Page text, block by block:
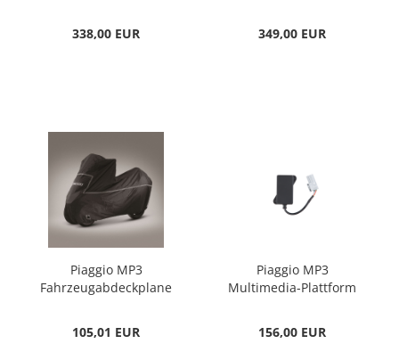
338,00 EUR 349,00 EUR
Piaggio MP3
Fahrzeugabdeckplane
105,01 EUR
Piaggio MP3
Multimedia-Plattform
156,00 EUR